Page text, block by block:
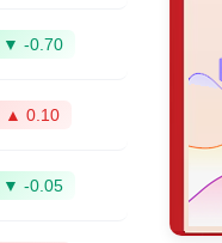
▼ -0.70
▲ 0.10
▼ -0.05